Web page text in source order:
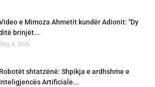
e Mimoza Ahmetit kundër Adionit: "Dy
brinjët...
May 4, 2026
Robotët shtatzënë: Shpikja e ardhshme e
Inteligjencës Artificiale...